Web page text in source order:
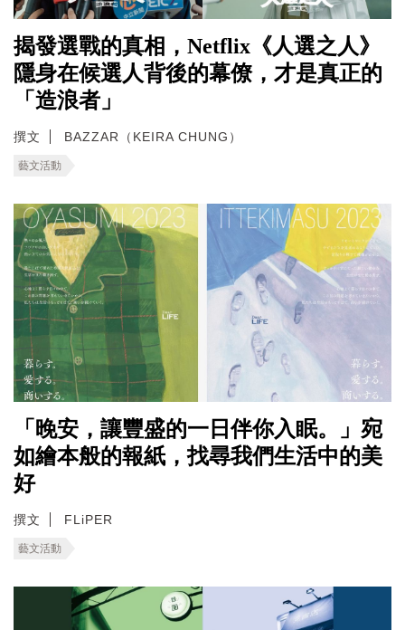
揭發選戰的真相，Netflix《人選之人》
隱身在候選人背後的幕僚，才是真正的
「造浪者」
撰文 BAZZAR（KEIRA CHUNG）
藝文活動
「晚安，讓豐盛的一日伴你入眠。」宛
如繪本般的報紙，找尋我們生活中的美
好
撰文 FLiPER
藝文活動